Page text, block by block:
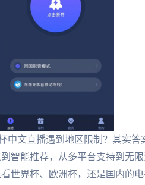
中文直播遇到地区限制？其实答
智能推荐，从多平台支持到无限
世界杯、欧洲杯，还是国内的